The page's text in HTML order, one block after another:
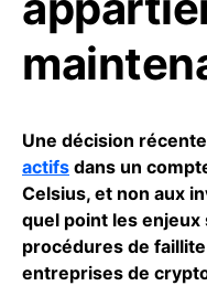
Une décision
actifs dans un
Celsius, et non aux
quel point les
procédures de
entreprises de